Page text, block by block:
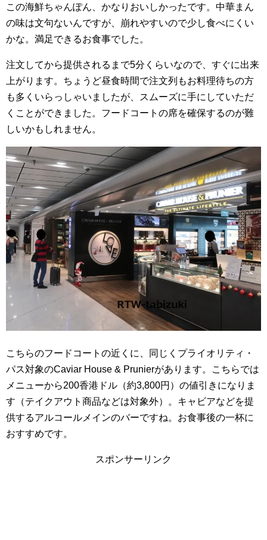
この海鮮ちゃんぽん、かなりおいしかったです。中華まん
の味は文句ないんですが、崩れやすいので少し食べにくい
かな。満足できるお食事でした。
注文してから提供されるまで5分くらいなので、すぐに出来
上がります。ちょうど昼食時間で注文列もお料理待ちの方
も多くいらっしゃいましたが、スムーズに手にしていただ
くことができました。フードコートの席を確保するのが難
しいかもしれません。
こちらのフードコートの近くに、同じくプライオリティ・
パス対象のCaviar House & Prunierがあります。こちらでは
メニューから200香港ドル（約3,800円）の値引きになりま
す（テイクアウト商品などは対象外）。キャビアなどを提
供するアルコールメインのバーですね。お食事後の一杯に
おすすめです。
スポンサーリンク